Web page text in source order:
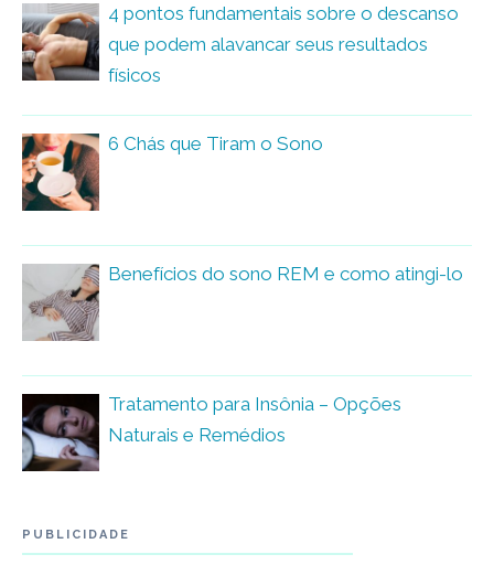
4 pontos fundamentais sobre o descanso
que podem alavancar seus resultados
físicos
6 Chás que Tiram o Sono
Benefícios do sono REM e como atingi-lo
Tratamento para Insônia – Opções
Naturais e Remédios
PUBLICIDADE